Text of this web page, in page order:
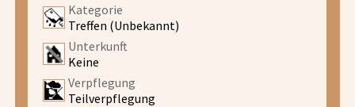
Kategorie
Treffen (Unbekannt)
Unterkunft
Keine
Verpflegung
Teilverpflegung